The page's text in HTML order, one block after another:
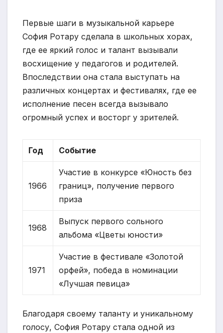
Первые шаги в музыкальной карьере
София Ротару сделала в школьных хорах,
где ее яркий голос и талант вызывали
восхищение у педагогов и родителей.
Впоследствии она стала выступать на
различных концертах и фестивалях, где ее
исполнение песен всегда вызывало
огромный успех и восторг у зрителей.
Год Событие
1966
Участие в конкурсе «Юность без
границ», получение первого
приза
1968
Выпуск первого сольного
альбома «Цветы юности»
1971
Участие в фестивале «Золотой
орфей», победа в номинации
«Лучшая певица»
Благодаря своему таланту и уникальному
голосу, София Ротару стала одной из